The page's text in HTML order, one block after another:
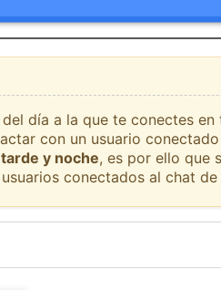
día a la que te conectes
con un usuario
y noche, es por ello que
conectados al chat